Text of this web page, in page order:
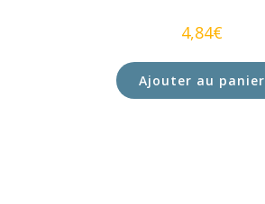
4,84€
Ajouter au panier